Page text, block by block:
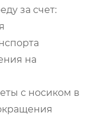
за счет:
на
с носиком в